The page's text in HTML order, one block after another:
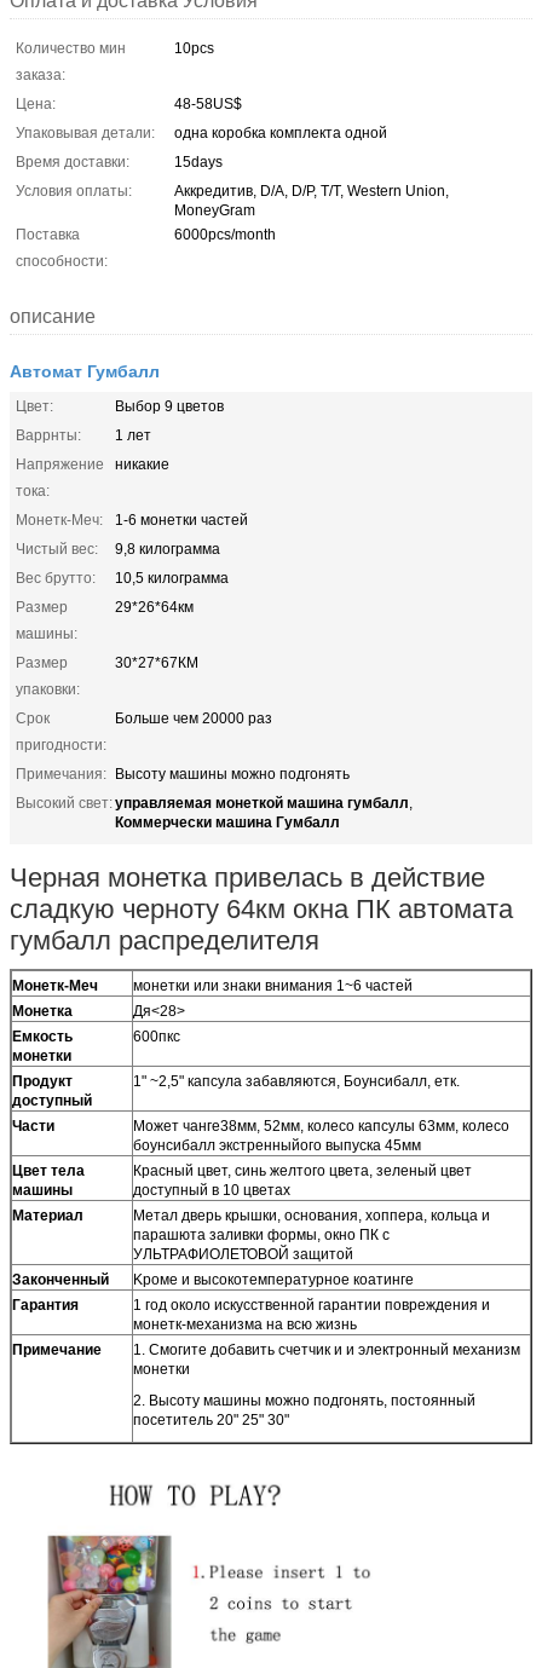
Количество мин
заказа:
10pcs
Цена:
48-58US$
Упаковывая детали:
одна коробка комплекта одной
Время доставки:
15days
Условия оплаты:
Аккредитив, D/A, D/P, T/T, Western Union,
MoneyGram
Поставка
способности:
6000pcs/month
описание
Автомат Гумбалл
Цвет:
Выбор 9 цветов
Варрнты:
1 лет
Напряжение
тока:
никакие
Монетк-Меч:
1-6 монетки частей
Чистый вес:
9,8 килограмма
Вес брутто:
10,5 килограмма
Размер
машины:
29*26*64км
Размер
упаковки:
30*27*67КМ
Срок
пригодности:
Больше чем 20000 раз
Примечания: Высоту машины можно подгонять
Высокий свет:управляемая монеткой машина гумбалл,
Коммерчески машина Гумбалл
Черная монетка привелась в действие
сладкую черноту 64км окна ПК автомата
гумбалл распределителя
Монетк-Меч
монетки или знаки внимания 1~6 частей
Монетка
Дя<28>
Емкость
монетки
600пкс
Продукт
доступный
1" ~2,5" капсула забавляются, Боунсибалл, етк.
Части
Может чанге38мм, 52мм, колесо капсулы 63мм, колесо
боунсибалл экстренныйого выпуска 45мм
Цвет тела
машины
Красный цвет, синь желтого цвета, зеленый цвет
доступный в 10 цветах
Материал
Метал дверь крышки, основания, хоппера, кольца и
парашюта заливки формы, окно ПК с
УЛЬТРАФИОЛЕТОВОЙ защитой
Законченный
Kроме и высокотемпературное коатинге
Гарантия
1 год около искусственной гарантии повреждения и
монетк-механизма на всю жизнь
Примечание
1. Смогите добавить счетчик и и электронный механизм
монетки
2. Высоту машины можно подгонять, постоянный
посетитель 20" 25" 30"